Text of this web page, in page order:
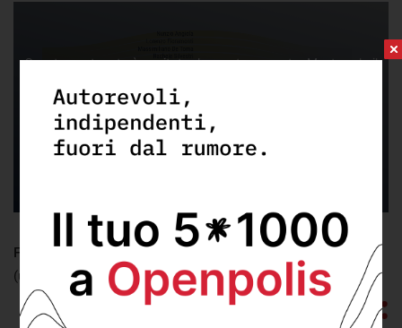
Questo contenuto è ospitato da una terza parte. Mostrando il
flourish.studio.
Accetta Accetta e salva preferenza
FONTE:
dati ed elaborazione openpolis
(ultimo aggiornamento: martedì 24 Novembre 2020)